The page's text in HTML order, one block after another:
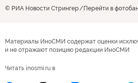
© РИА Новости Стрингер Перейти в
Материалы ИноСМИ содержат оценки
и не отражают позицию редакции ИноСМИ
Читать inosmi.ru в